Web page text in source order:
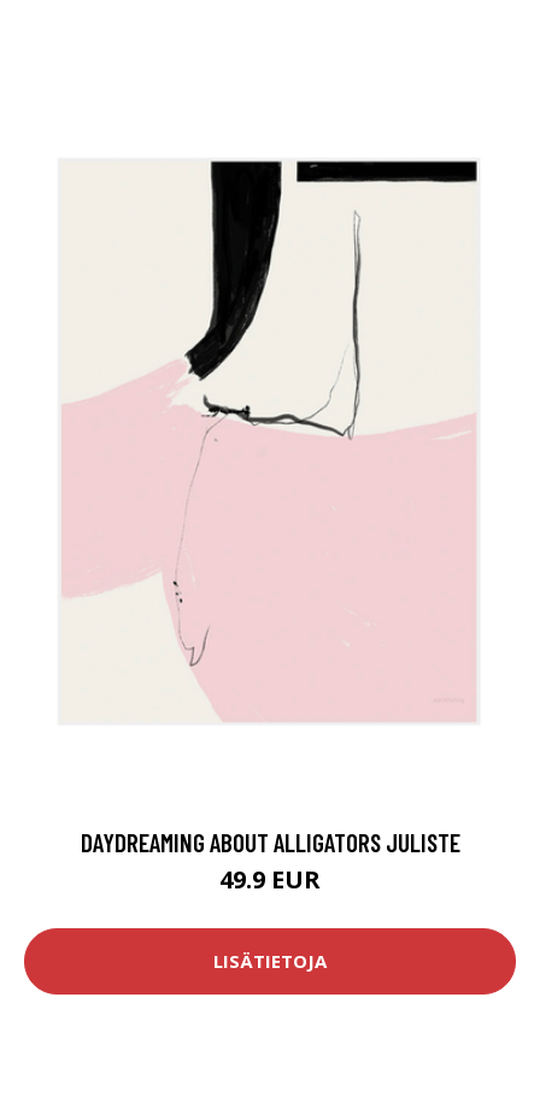
DAYDREAMING ABOUT ALLIGATORS JULISTE
49.9 EUR
LISÄTIETOJA